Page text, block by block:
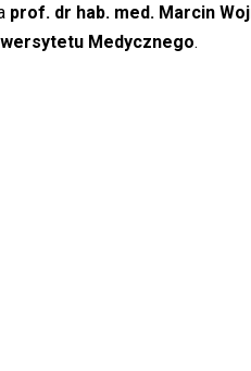
prof. dr hab. med. Marcin
Medycznego.